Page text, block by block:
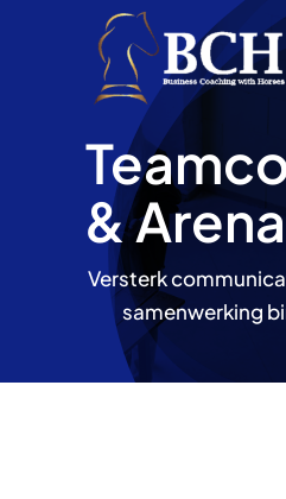
&
Versterk
samenwerking